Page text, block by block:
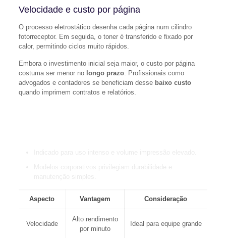
Velocidade e custo por página
O processo eletrostático desenha cada página num cilindro
fotorreceptor. Em seguida, o toner é transferido e fixado por
calor, permitindo ciclos muito rápidos.
Embora o investimento inicial seja maior, o custo por página
costuma ser menor no longo prazo. Profissionais como
advogados e contadores se beneficiam desse baixo custo
quando imprimem contratos e relatórios.
Aspecto Vantagem Consideração
Velocidade
Alto rendimento
por minuto
Ideal para equipe grande